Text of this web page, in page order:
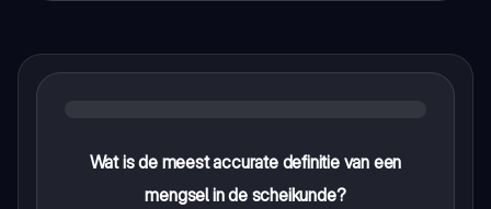
Wat is de meest accurate definitie van een
mengsel in de scheikunde?